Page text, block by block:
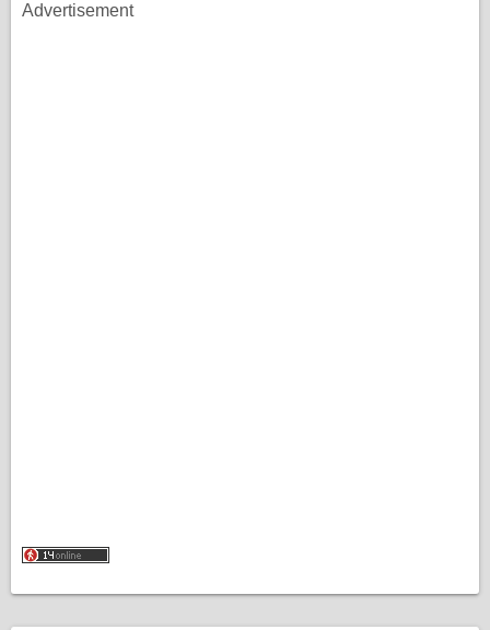
Advertisement